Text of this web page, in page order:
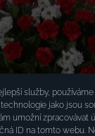
služby,
jako jsou
umožní zpracovávat
ID na tomto webu.